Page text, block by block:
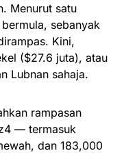
Menurut satu
sebanyak
Kini,
($27.6 juta), atau
Lubnan sahaja.
rampasan
— termasuk
dan 183,000